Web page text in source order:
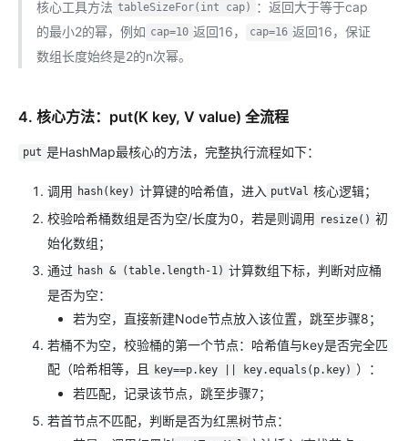
核心工具方法 tableSizeFor(int cap)
：返回大于等于cap
的最小2的幂，例如 cap=10 返回16， cap=16 返回16，保证
数组长度始终是2的n次幂。
4. 核心方法：put(K key, V value) 全流程
put 是HashMap最核心的方法，完整执行流程如下：
调用 hash(key) 计算键的哈希值，进入 putVal 核心逻辑；
校验哈希桶数组是否为空/长度为0，若是则调用 resize() 初
始化数组；
通过 hash & (table.length-1) 计算数组下标，判断对应桶
是否为空：
若为空，直接新建Node节点放入该位置，跳至步骤8；
若桶不为空，校验桶的第一个节点：哈希值与key是否完全匹
配（哈希相等，且
key==p.key || key.equals(p.key) ）：
若匹配，记录该节点，跳至步骤7；
若首节点不匹配，判断是否为红黑树节点：